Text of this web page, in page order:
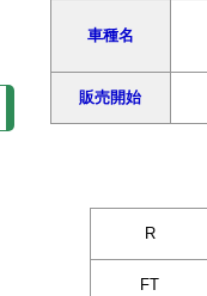
車種名
販売開始
R
FT